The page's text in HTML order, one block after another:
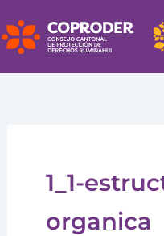
al
contenido
1_1-
organica
por: